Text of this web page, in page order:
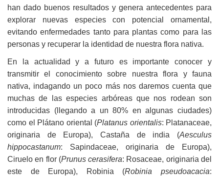
han dado buenos resultados y genera antecedentes para
explorar nuevas especies con potencial ornamental,
evitando enfermedades tanto para plantas como para las
personas y recuperar la identidad de nuestra flora nativa.
En la actualidad y a futuro es importante conocer y
transmitir el conocimiento sobre nuestra flora y fauna
nativa, indagando un poco más nos daremos cuenta que
muchas de las especies arbóreas que nos rodean son
introducidas (llegando a un 80% en algunas ciudades)
como el Plátano oriental (Platanus orientalis: Platanaceae,
originaria de Europa), Castaña de india (Aesculus
hippocastanum: Sapindaceae, originaria de Europa),
Ciruelo en flor (Prunus cerasifera: Rosaceae, originaria del
este de Europa), Robinia (Robinia pseudoacacia: